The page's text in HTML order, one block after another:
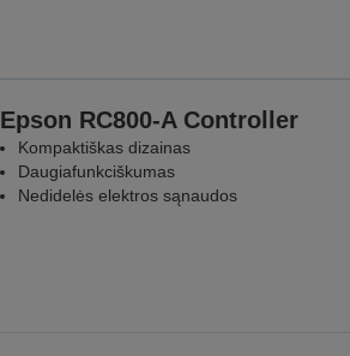
Epson RC800-A Controller
Kompaktiškas dizainas
Daugiafunkciškumas
Nedidelės elektros sąnaudos